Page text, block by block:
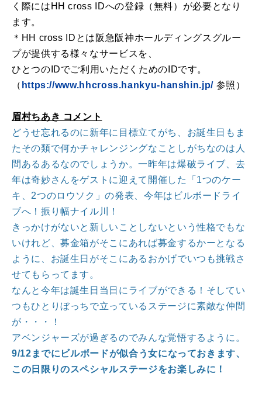
く際にはHH cross IDへの登録（無料）が必要となり
ます。
＊HH cross IDとは阪急阪神ホールディングスグルー
プが提供する様々なサービスを、
ひとつのIDでご利用いただくためのIDです。
（ https://www.hhcross.hankyu-hanshin.jp/参照）
眉村ちあき コメント
どうせ忘れるのに新年に目標立てがち、お誕生日もま
たその類で何かチャレンジングなことしがちなのは人
間あるあるなのでしょうか。一昨年は爆破ライブ、去
年は奇妙さんをゲストに迎えて開催した「1つのケー
キ、2つのロウソク」の発表、今年はビルボードライ
ブへ！振り幅ナイル川！
きっかけがないと新しいことしないという性格でもな
いけれど、募金箱がそこにあれば募金するかーとなる
ように、お誕生日がそこにあるおかげでいつも挑戦さ
せてもらってます。
なんと今年は誕生日当日にライブができる！そしてい
つもひとりぼっちで立っているステージに素敵な仲間
が・・・！
アベンジャーズが過ぎるのでみんな覚悟するように。
9/12までにビルボードが似合う女になっておきます、
この日限りのスペシャルステージをお楽しみに！